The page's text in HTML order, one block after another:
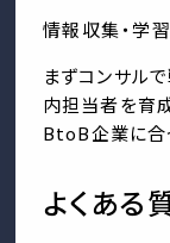
情報収集・学
まずコンサル
内担当者を育
BtoB企業に合
よくある